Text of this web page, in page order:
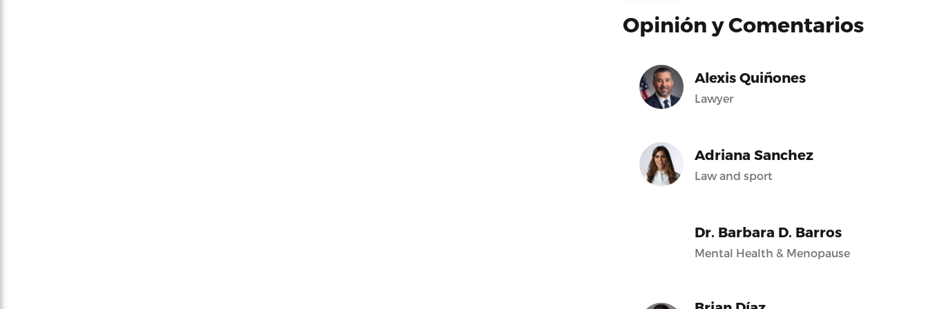
Opinión y Comentarios
Alexis Quiñones
Lawyer
Adriana Sanchez
Law and sport
Dr. Barbara D. Barros
Mental Health & Menopause